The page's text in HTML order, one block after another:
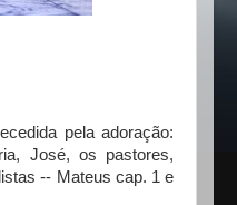
pela adoração:
José, os pastores,
-- Mateus cap. 1 e